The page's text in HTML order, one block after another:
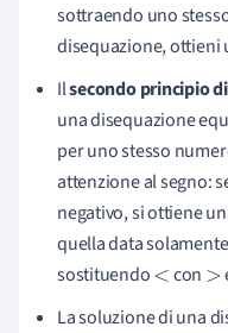
sottraendo uno
disequazione, ottieni
Ilsecondo principio
una disequazione
per uno stesso
attenzione al segno:
negativo, si ottiene
quella data
sostituendo< con >
La soluzione di una